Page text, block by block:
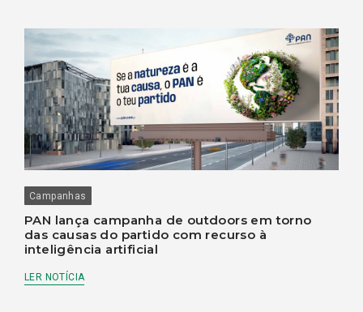
Campanhas
PAN lança campanha de outdoors em torno
das causas do partido com recurso à
inteligência artificial
LER NOTÍCIA